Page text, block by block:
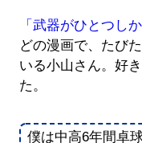
「武器がひとつし
どの漫画で、たび
いる小山さん。好
た。
僕は中高6年間卓